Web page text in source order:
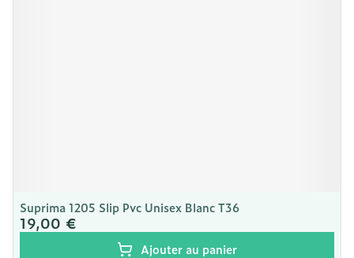
Suprima 1205 Slip Pvc Unisex Blanc T36
19,00 €
Ajouter au panier